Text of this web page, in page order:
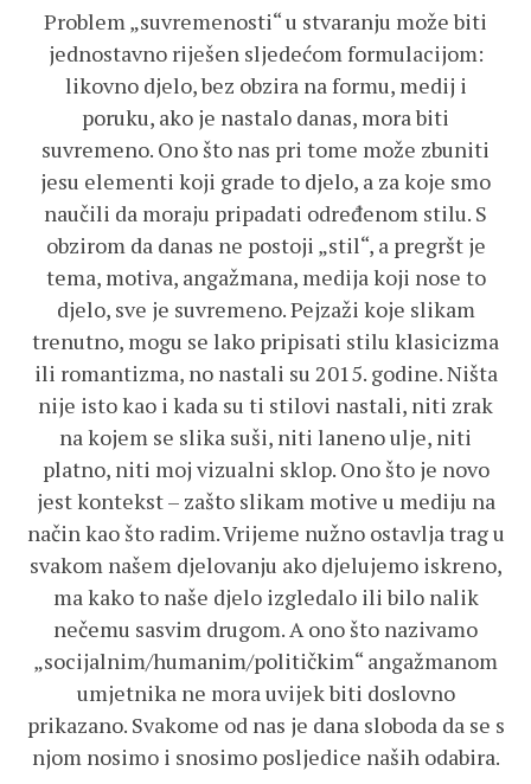
Problem „suvremenosti“ u stvaranju može biti
jednostavno riješen sljedećom formulacijom:
likovno djelo, bez obzira na formu, medij i
poruku, ako je nastalo danas, mora biti
suvremeno. Ono što nas pri tome može zbuniti
jesu elementi koji grade to djelo, a za koje smo
naučili da moraju pripadati određenom stilu. S
obzirom da danas ne postoji „stil“, a pregršt je
tema, motiva, angažmana, medija koji nose to
djelo, sve je suvremeno. Pejzaži koje slikam
trenutno, mogu se lako pripisati stilu klasicizma
ili romantizma, no nastali su 2015. godine. Ništa
nije isto kao i kada su ti stilovi nastali, niti zrak
na kojem se slika suši, niti laneno ulje, niti
platno, niti moj vizualni sklop. Ono što je novo
jest kontekst – zašto slikam motive u mediju na
način kao što radim. Vrijeme nužno ostavlja trag u
svakom našem djelovanju ako djelujemo iskreno,
ma kako to naše djelo izgledalo ili bilo nalik
nečemu sasvim drugom. A ono što nazivamo
„socijalnim/humanim/političkim“ angažmanom
umjetnika ne mora uvijek biti doslovno
prikazano. Svakome od nas je dana sloboda da se s
njom nosimo i snosimo posljedice naših odabira.